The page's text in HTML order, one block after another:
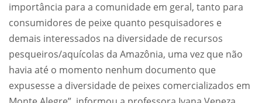
importância para a comunidade em geral, tanto para
consumidores de peixe quanto pesquisadores e
demais interessados na diversidade de recursos
pesqueiros/aquícolas da Amazônia, uma vez que não
havia até o momento nenhum documento que
expusesse a diversidade de peixes comercializados em